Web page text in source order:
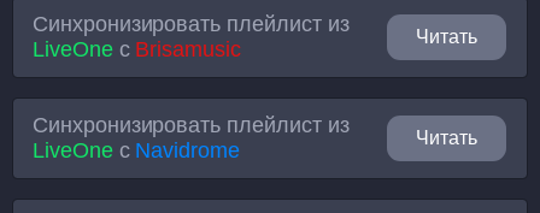
Синхронизировать плейлист из
LiveOneс Brisamusic
Читать
Синхронизировать плейлист из
LiveOneс Navidrome
Читать